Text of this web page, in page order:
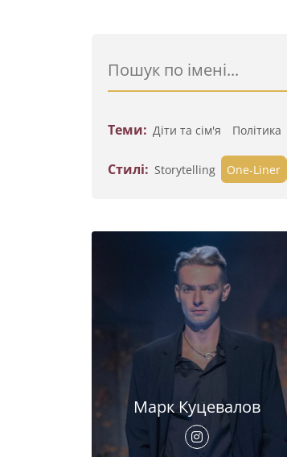
Теми: Діти та сім'я Політика
Стилі: Storytelling One-Liner
Марк Куцевалов